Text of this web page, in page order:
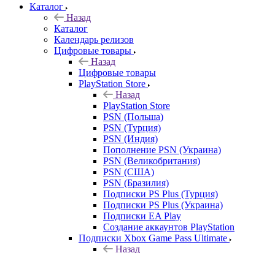
Каталог
Назад
Каталог
Календарь релизов
Цифровые товары
Назад
Цифровые товары
PlayStation Store
Назад
PlayStation Store
PSN (Польша)
PSN (Турция)
PSN (Индия)
Пополнение PSN (Украина)
PSN (Великобритания)
PSN (США)
PSN (Бразилия)
Подписки PS Plus (Турция)
Подписки PS Plus (Украина)
Подписки EA Play
Создание аккаунтов PlayStation
Подписки Xbox Game Pass Ultimate
Назад